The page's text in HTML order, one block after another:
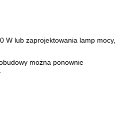
W lub zaprojektowania lamp mocy,
można ponownie